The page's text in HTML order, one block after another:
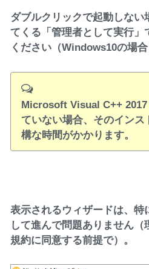
ダブルクリックで起動しない
てくる「管理者として実行」
ください（Windows10の場合
Microsoft Visual C++
ていない場合、そのイン
構な時間がかかります。
表示されるウィザードは、特
して進んで問題ありません（
規約に同意する前提で）。